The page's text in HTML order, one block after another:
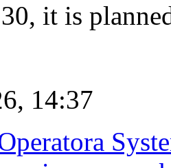
it is
14:37